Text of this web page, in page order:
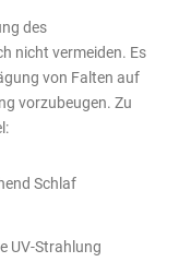
des
nicht vermeiden. Es
von Falten auf
vorzubeugen. Zu
Schlaf
UV-Strahlung